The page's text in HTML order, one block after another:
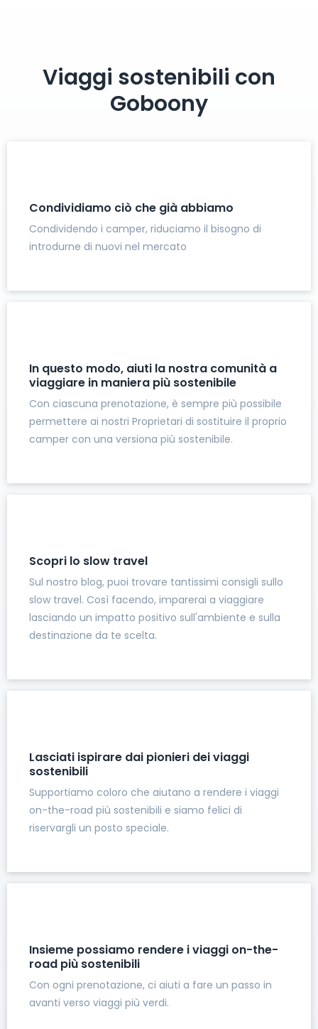
Viaggi sostenibili con
Goboony
Condividiamo ciò che già abbiamo
Condividendo i camper, riduciamo il bisogno di
introdurne di nuovi nel mercato
In questo modo, aiuti la nostra comunità a
viaggiare in maniera più sostenibile
Con ciascuna prenotazione, è sempre più possibile
permettere ai nostri Proprietari di sostituire il proprio
camper con una versiona più sostenibile.
Scopri lo slow travel
Sul nostro blog, puoi trovare tantissimi consigli sullo
slow travel. Così facendo, imparerai a viaggiare
lasciando un impatto positivo sull'ambiente e sulla
destinazione da te scelta.
Lasciati ispirare dai pionieri dei viaggi
sostenibili
Supportiamo coloro che aiutano a rendere i viaggi
on-the-road più sostenibili e siamo felici di
riservargli un posto speciale.
Insieme possiamo rendere i viaggi on-the-
road più sostenibili
Con ogni prenotazione, ci aiuti a fare un passo in
avanti verso viaggi più verdi.